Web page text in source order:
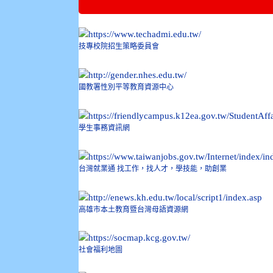
技專校院招生策略委員會
國教署性別平等教育資源中心
學生事務資訊網
台灣就業通 找工作，找人才，學技能，助創業
高雄市本土教育暨台灣母語資源網
社會福利地圖